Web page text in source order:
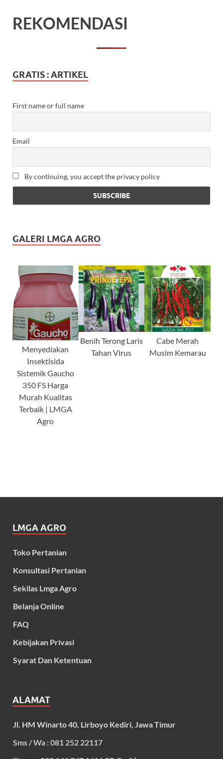
REKOMENDASI
GRATIS : ARTIKEL
First name or full name
Email
By continuing, you accept the privacy policy
GALERI LMGA AGRO
Menyediakan
Insektisida
Sistemik Gaucho
350 FS Harga
Murah Kualitas
Terbaik | LMGA
Agro
Benih Terong Laris
Tahan Virus
Cabe Merah
Musim Kemarau
LMGA AGRO
Toko Pertanian
Konsultasi Pertanian
Sekilas Lmga Agro
Belanja Online
FAQ
Kebijakan Privasi
Syarat Dan Ketentuan
ALAMAT
Jl. HM Winarto 40, Lirboyo Kediri, Jawa Timur
Sms / Wa : 081 252 22117